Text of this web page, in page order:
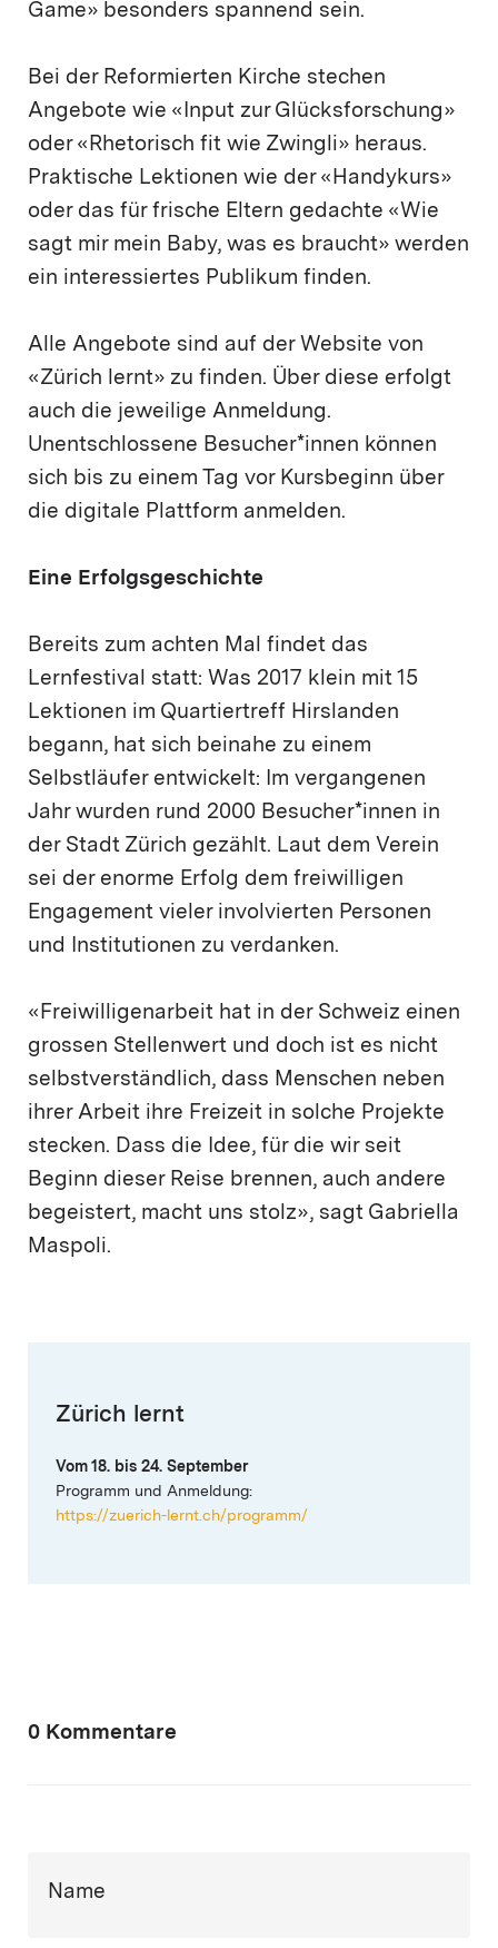
Game» besonders spannend sein.
Bei der Reformierten Kirche stechen
Angebote wie «Input zur Glücksforschung»
oder «Rhetorisch fit wie Zwingli» heraus.
Praktische Lektionen wie der «Handykurs»
oder das für frische Eltern gedachte «Wie
sagt mir mein Baby, was es braucht» werden
ein interessiertes Publikum finden.
Alle Angebote sind auf der Website von
«Zürich lernt» zu finden. Über diese erfolgt
auch die jeweilige Anmeldung.
Unentschlossene Besucher*innen können
sich bis zu einem Tag vor Kursbeginn über
die digitale Plattform anmelden.
Eine Erfolgsgeschichte
Bereits zum achten Mal findet das
Lernfestival statt: Was 2017 klein mit 15
Lektionen im Quartiertreff Hirslanden
begann, hat sich beinahe zu einem
Selbstläufer entwickelt: Im vergangenen
Jahr wurden rund 2000 Besucher*innen in
der Stadt Zürich gezählt. Laut dem Verein
sei der enorme Erfolg dem freiwilligen
Engagement vieler involvierten Personen
und Institutionen zu verdanken.
«Freiwilligenarbeit hat in der Schweiz einen
grossen Stellenwert und doch ist es nicht
selbstverständlich, dass Menschen neben
ihrer Arbeit ihre Freizeit in solche Projekte
stecken. Dass die Idee, für die wir seit
Beginn dieser Reise brennen, auch andere
begeistert, macht uns stolz», sagt Gabriella
Maspoli.
Zürich lernt
Vom 18. bis 24. September
Programm und Anmeldung:
https://zuerich-lernt.ch/programm/
0 Kommentare
Name